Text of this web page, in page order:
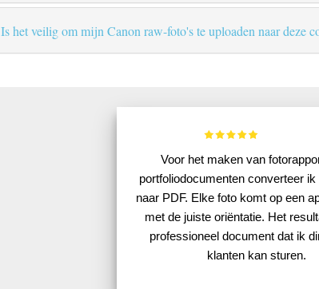
Is het veilig om mijn Canon raw-foto's te uploaden naar deze
Voor het maken van
portfoliodocumenten converteer
naar PDF. Elke foto komt op een
met de juiste oriëntatie. Het
professioneel document dat ik
klanten kan sturen.